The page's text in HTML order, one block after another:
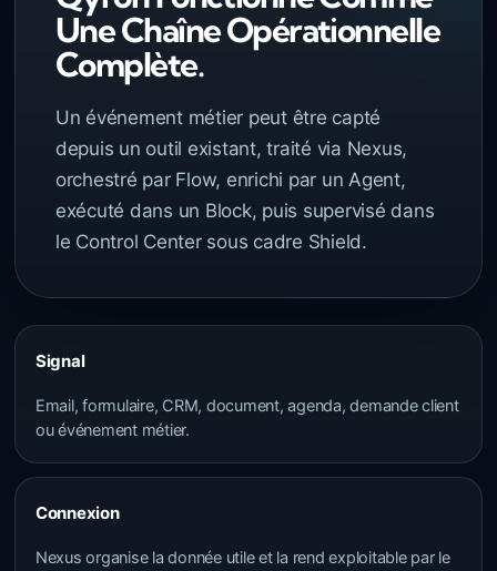
Une Chaîne Opérationnelle
Complète.
Un événement métier peut être capté
depuis un outil existant, traité via Nexus,
orchestré par Flow, enrichi par un Agent,
exécuté dans un Block, puis supervisé dans
le Control Center sous cadre Shield.
Signal
Email, formulaire, CRM, document, agenda, demande client
ou événement métier.
Connexion
Nexus organise la donnée utile et la rend exploitable par le